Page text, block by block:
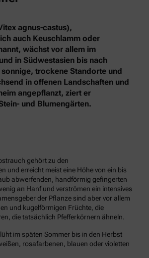
agnus-castus),
auch Keuschlamm oder
wächst vor allem im
in Südwestasien bis nach
trockene Standorte und
in offenen Landschaften und
angepflanzt, ziert er
und Blumengärten.
gehört zu den
und erreicht meist eine Höhe von ein bis
abwerfenden, handförmig gefingerten
an Hanf und verströmen ein intensives
der Pflanze sind aber vor allem
und kugelförmigen Früchte, die
die tatsächlich Pfefferkörnern ähneln.
im späten Sommer bis in den Herbst
rosafarbenen, blauen oder violetten